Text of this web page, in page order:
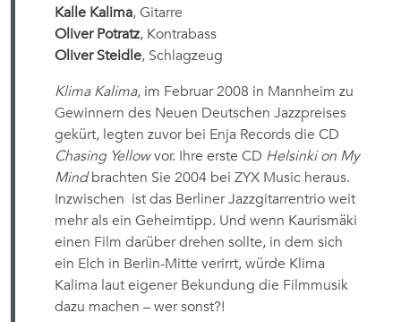
Kalle Kalima, Gitarre
Oliver Potratz, Kontrabass
Oliver Steidle, Schlagzeug
Klima Kalima, im Februar 2008 in Mannheim zu
Gewinnern des Neuen Deutschen Jazzpreises
gekürt, legten zuvor bei Enja Records die CD
Chasing Yellowvor. Ihre erste CD Helsinki on My
Mindbrachten Sie 2004 bei ZYX Music heraus.
Inzwischen ist das Berliner Jazzgitarrentrio weit
mehr als ein Geheimtipp. Und wenn Kaurismäki
einen Film darüber drehen sollte, in dem sich
ein Elch in Berlin-Mitte verirrt, würde Klima
Kalima laut eigener Bekundung die Filmmusik
dazu machen – wer sonst?!